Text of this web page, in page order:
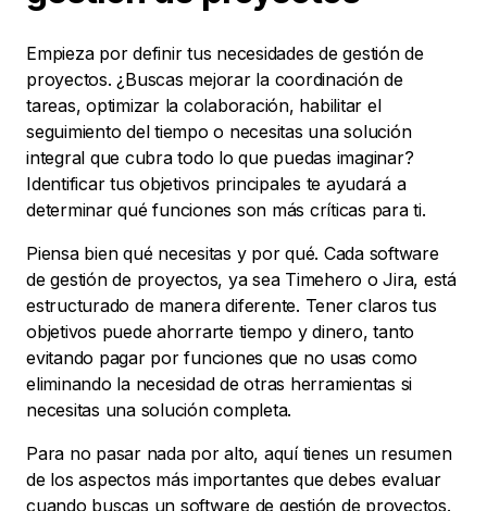
Empieza por definir tus necesidades de gestión de
proyectos. ¿Buscas mejorar la coordinación de
tareas, optimizar la colaboración, habilitar el
seguimiento del tiempo o necesitas una solución
integral que cubra todo lo que puedas imaginar?
Identificar tus objetivos principales te ayudará a
determinar qué funciones son más críticas para ti.
Piensa bien qué necesitas y por qué. Cada software
de gestión de proyectos, ya sea Timehero o Jira, está
estructurado de manera diferente. Tener claros tus
objetivos puede ahorrarte tiempo y dinero, tanto
evitando pagar por funciones que no usas como
eliminando la necesidad de otras herramientas si
necesitas una solución completa.
Para no pasar nada por alto, aquí tienes un resumen
de los aspectos más importantes que debes evaluar
cuando buscas un software de gestión de proyectos.